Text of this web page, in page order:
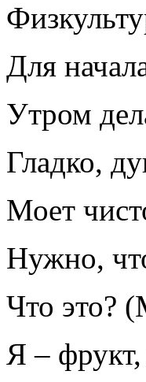
Для
Утром
Гладко,
Моет
Нужно,
Что это?
Я –